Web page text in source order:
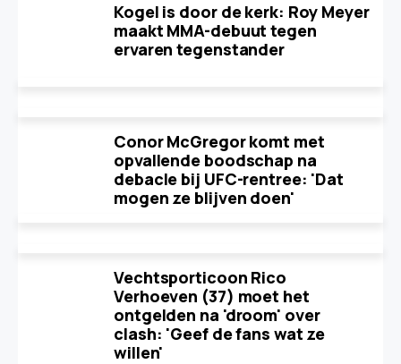
Kogel is door de kerk: Roy Meyer
maakt MMA-debuut tegen
ervaren tegenstander
Conor McGregor komt met
opvallende boodschap na
debacle bij UFC-rentree: 'Dat
mogen ze blijven doen'
Vechtsporticoon Rico
Verhoeven (37) moet het
ontgelden na 'droom' over
clash: 'Geef de fans wat ze
willen'